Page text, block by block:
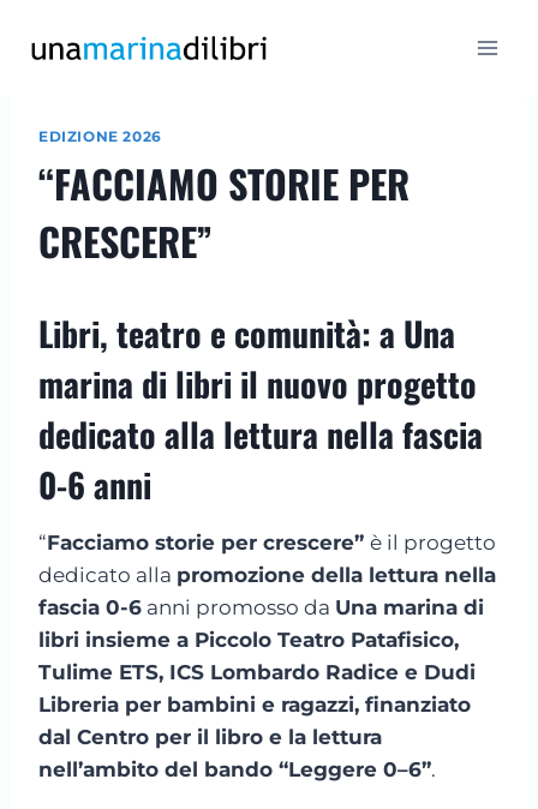
EDIZIONE 2026
“FACCIAMO STORIE PER
CRESCERE”
Libri, teatro e comunità: a Una
marina di libri il nuovo progetto
dedicato alla lettura nella fascia
0-6 anni
“Facciamo storie per crescere” è il progetto
dedicato alla promozione della lettura nella
fascia 0-6 anni promosso da Una marina di
libri insieme a Piccolo Teatro Patafisico,
Tulime ETS, ICS Lombardo Radice e Dudi
Libreria per bambini e ragazzi, finanziato
dal Centro per il libro e la lettura
nell’ambito del bando “Leggere 0–6”.